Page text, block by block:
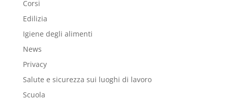
Corsi
Edilizia
Igiene degli alimenti
News
Privacy
Salute e sicurezza sui luoghi di lavoro
Scuola